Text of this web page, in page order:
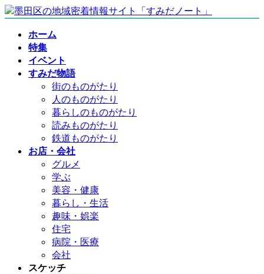
コ
ナ
ホーム
特集
イベント
すみだ物語
街のものがたり
人のものがたり
暮らしのものがたり
読みものがたり
鉄道ものがたり
お店・会社
グルメ
学ぶ
美容・健康
暮らし・生活
趣味・娯楽
住宅
病院・医療
会社
スケッチ